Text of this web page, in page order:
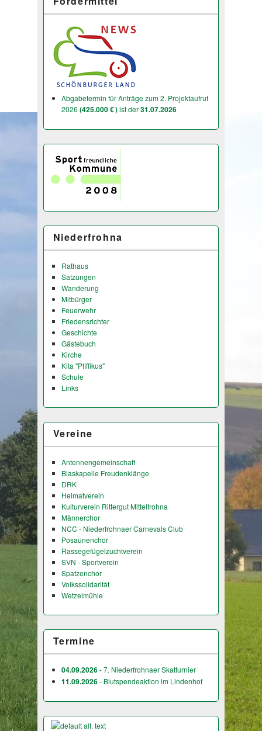
Abgabetermin für Anträge zum 2. Projektaufruf
2026 (425.000 € )ist der31.07.2026
Niederfrohna
Rathaus
Satzungen
Wanderung
Mitbürger
Feuerwehr
Friedensrichter
Geschichte
Gästebuch
Kirche
Kita "Pfiffikus"
Schule
Links
Vereine
Antennengemeinschaft
Blaskapelle Freudenklänge
DRK
Heimatverein
Kulturverein Rittergut Mittelfrohna
Männerchor
NCC - Niederfrohnaer Carnevals Club
Posaunenchor
Rassegefügelzuchtverein
SVN - Sportverein
Spatzenchor
Volkssolidarität
Wetzelmühle
Termine
04.09.2026- 7. Niederfrohnaer Skatturnier
11.09.2026- Blutspendeaktion im Lindenhof